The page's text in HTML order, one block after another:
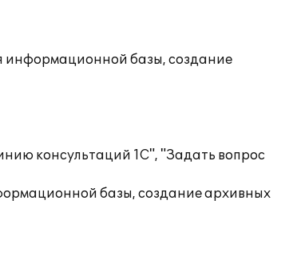
информационной базы, создание
консультаций 1С", "Задать вопрос
базы, создание архивных